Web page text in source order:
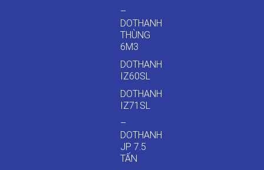
–
DOTHANH
THÙNG
6M3
DOTHANH
IZ60SL
DOTHANH
IZ71SL
–
DOTHANH
JP 7.5
TẤN